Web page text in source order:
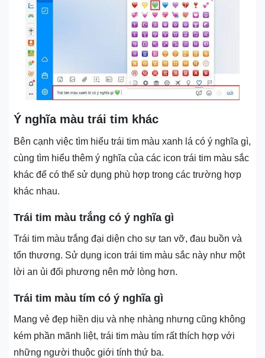
Ý nghĩa màu trái tim khác
Bên cạnh việc tìm hiểu trái tim màu xanh lá có ý nghĩa gì,
cùng tìm hiểu thêm ý nghĩa của các icon trái tim màu sắc
khác để có thể sử dụng phù hợp trong các trường hợp
khác nhau.
Trái tim màu trắng có ý nghĩa gì
Trái tim màu trắng đại diện cho sự tan vỡ, đau buồn và
tổn thương. Sử dụng icon trái tim màu sắc này như một
lời an ủi đối phương nên mở lòng hơn.
Trái tim màu tím có ý nghĩa gì
Mang vẻ đẹp hiền dịu và nhẹ nhàng nhưng cũng không
kém phần mãnh liệt, trái tim màu tím rất thích hợp với
những người thuộc giới tính thứ ba.